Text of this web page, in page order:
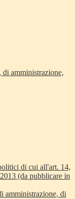
amministrazione,
di cui all'art. 14,
(da pubblicare in
amministrazione, di